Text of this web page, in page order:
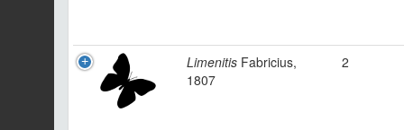
Limenitis Fabricius,
1807
2